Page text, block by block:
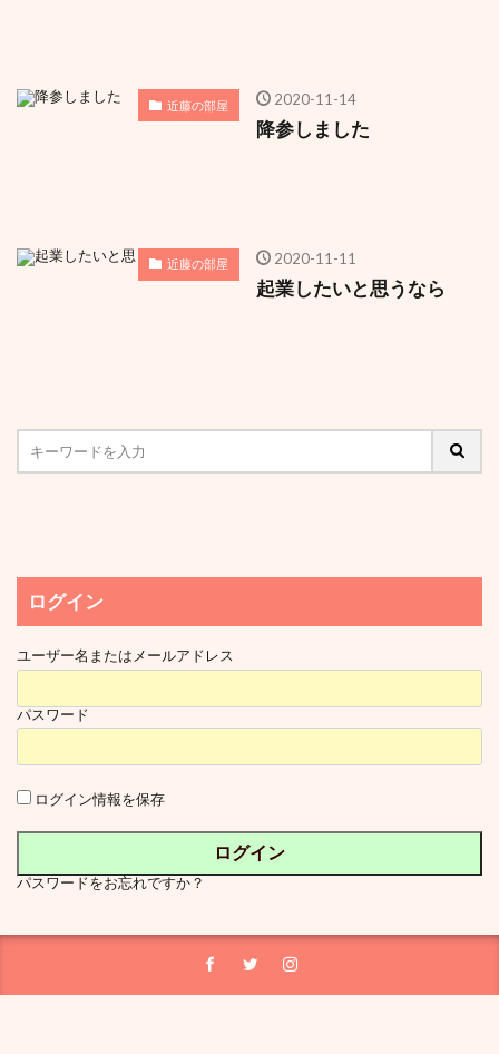
近藤の部屋 2020-11-14
降参しました
近藤の部屋 2020-11-11
起業したいと思うなら
ログイン
ユーザー名またはメールアドレス
パスワード
ログイン情報を保存
パスワードをお忘れですか？